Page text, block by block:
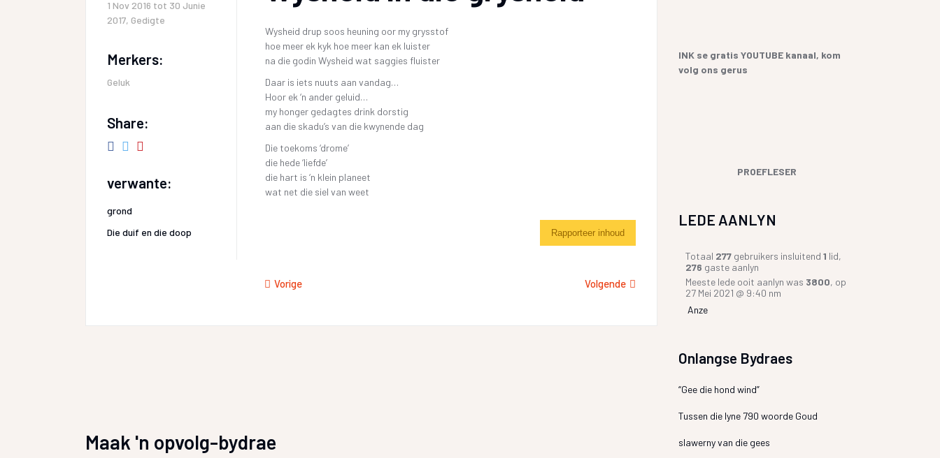
10 NOVEMBER 2018 – 3DE GALA AAND
4 NOVEMBER 2017 – 2DE GALA-AAND
VERGETE HELDE UIT DIE GESKIEDENIS
VRYSTAATSTORIES DEUR HENNING VAN
‘N KOPKRAPPERY OOR KOPPELTEKENS
PLAGIAAT/LETTERDIEFSTAL
1 Nov 2016 tot 30 Junie
2017, Gedigte
Merkers:
Geluk
Share:
verwante:
grond
Die duif en die doop
Wysheid drup soos heuning oor my grysstof
hoe meer ek kyk hoe meer kan ek luister
na die godin Wysheid wat saggies fluister
Daar is iets nuuts aan vandag…
Hoor ek ‘n ander geluid…
my honger gedagtes drink dorstig
aan die skadu’s van die kwynende dag
Die toekoms ‘drome’
die hede ‘liefde’
die hart is ‘n klein planeet
wat net die siel van weet
Rapporteer inhoud
Vorige Volgende
Maak 'n opvolg-bydrae
INK se gratis YOUTUBE kanaal, kom
volg ons gerus
PROEFLESER
LEDE AANLYN
Totaal 277gebruikers insluitend 1 lid,
276 gaste aanlyn
Meeste lede ooit aanlyn was 3800, op
27 Mei 2021 @ 9:40 nm
Anze
Onlangse Bydraes
“Gee die hond wind”
Tussen die lyne 790 woorde Goud
slawerny van die gees